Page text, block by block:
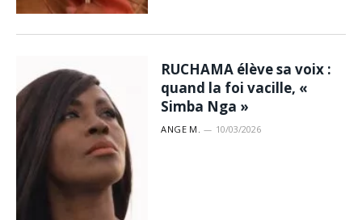
RUCHAMA élève sa voix :
quand la foi vacille, «
Simba Nga »
ANGE M. 10/03/2026